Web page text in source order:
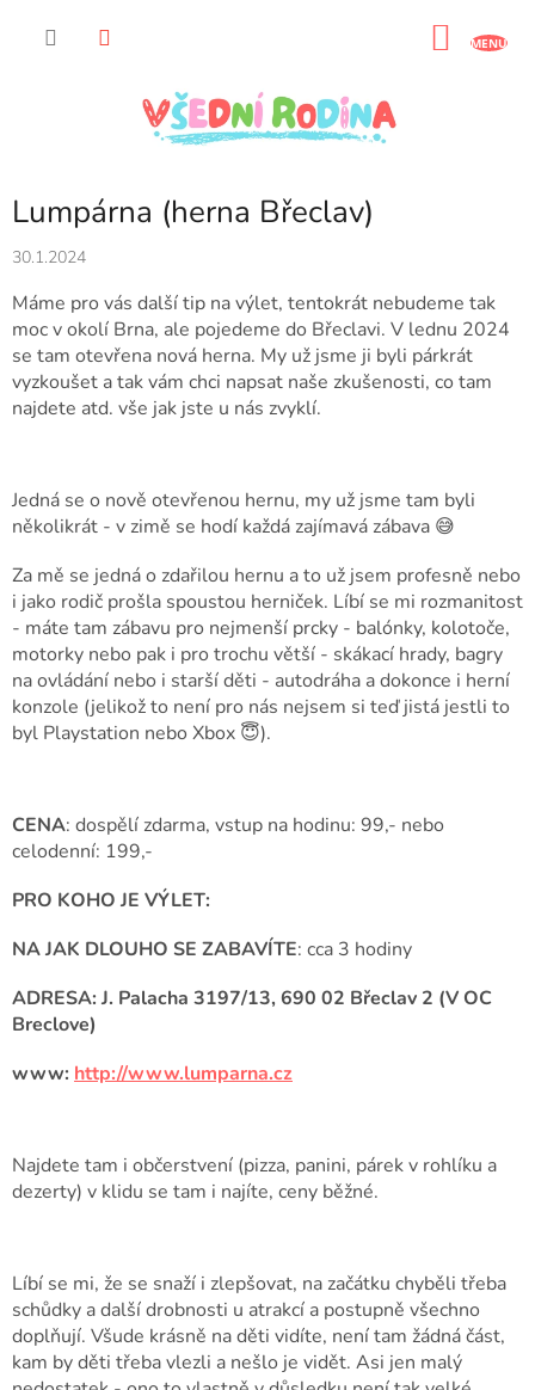
Lumpárna (herna Břeclav)
30.1.2024
Máme pro vás další tip na výlet, tentokrát nebudeme tak
moc v okolí Brna, ale pojedeme do Břeclavi. V lednu 2024
se tam otevřena nová herna. My už jsme ji byli párkrát
vyzkoušet a tak vám chci napsat naše zkušenosti, co tam
najdete atd. vše jak jste u nás zvyklí.
Jedná se o nově otevřenou hernu, my už jsme tam byli
několikrát - v zimě se hodí každá zajímavá zábava 😅
Za mě se jedná o zdařilou hernu a to už jsem profesně nebo
i jako rodič prošla spoustou herniček. Líbí se mi rozmanitost
- máte tam zábavu pro nejmenší prcky - balónky, kolotoče,
motorky nebo pak i pro trochu větší - skákací hrady, bagry
na ovládání nebo i starší děti - autodráha a dokonce i herní
konzole (jelikož to není pro nás nejsem si teď jistá jestli to
byl Playstation nebo Xbox 😇).
CENA: dospělí zdarma, vstup na hodinu: 99,- nebo
celodenní: 199,-
PRO KOHO JE VÝLET:
NA JAK DLOUHO SE ZABAVÍTE: cca 3 hodiny
ADRESA: J. Palacha 3197/13, 690 02 Břeclav 2 (V OC
Breclove)
www: http://www.lumparna.cz
Najdete tam i občerstvení (pizza, panini, párek v rohlíku a
dezerty) v klidu se tam i najíte, ceny běžné.
Líbí se mi, že se snaží i zlepšovat, na začátku chyběli třeba
schůdky a další drobnosti u atrakcí a postupně všechno
doplňují. Všude krásně na děti vidíte, není tam žádná část,
kam by děti třeba vlezli a nešlo je vidět. Asi jen malý